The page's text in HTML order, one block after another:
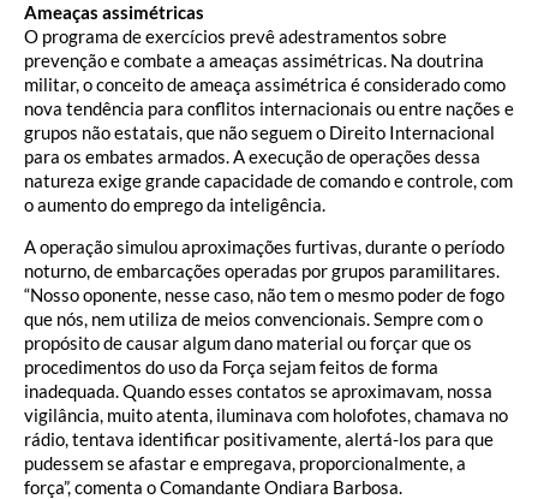
Ameaças assimétricas
O programa de exercícios prevê adestramentos sobre
prevenção e combate a ameaças assimétricas. Na doutrina
militar, o conceito de ameaça assimétrica é considerado como
nova tendência para conflitos internacionais ou entre nações e
grupos não estatais, que não seguem o Direito Internacional
para os embates armados. A execução de operações dessa
natureza exige grande capacidade de comando e controle, com
o aumento do emprego da inteligência.
A operação simulou aproximações furtivas, durante o período
noturno, de embarcações operadas por grupos paramilitares.
“Nosso oponente, nesse caso, não tem o mesmo poder de fogo
que nós, nem utiliza de meios convencionais. Sempre com o
propósito de causar algum dano material ou forçar que os
procedimentos do uso da Força sejam feitos de forma
inadequada. Quando esses contatos se aproximavam, nossa
vigilância, muito atenta, iluminava com holofotes, chamava no
rádio, tentava identificar positivamente, alertá-los para que
pudessem se afastar e empregava, proporcionalmente, a
força”, comenta o Comandante Ondiara Barbosa.